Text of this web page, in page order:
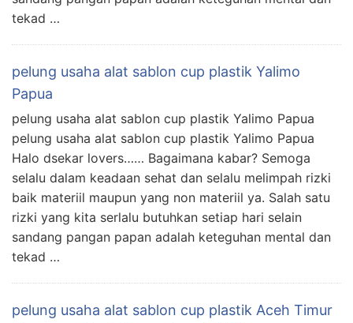
tekad …
pelung usaha alat sablon cup plastik Yalimo
Papua
pelung usaha alat sablon cup plastik Yalimo Papua
pelung usaha alat sablon cup plastik Yalimo Papua
Halo dsekar lovers…… Bagaimana kabar? Semoga
selalu dalam keadaan sehat dan selalu melimpah rizki
baik materiil maupun yang non materiil ya. Salah satu
rizki yang kita serlalu butuhkan setiap hari selain
sandang pangan papan adalah keteguhan mental dan
tekad …
pelung usaha alat sablon cup plastik Aceh Timur